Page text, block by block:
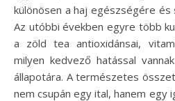
különösen a haj egészségére
Az utóbbi években egyre több
a zöld tea antioxidánsai,
milyen kedvező hatással
állapotára. A természetes
nem csupán egy ital, hanem egy